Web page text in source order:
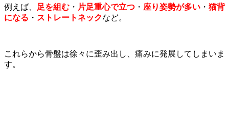
例えば、 足を組む ・ 片足重心で立つ ・ 座り姿勢が多い ・ 猫背
になる ・ ストレートネックなど。
これらから骨盤は徐々に歪み出し、痛みに発展してしまいま
す。